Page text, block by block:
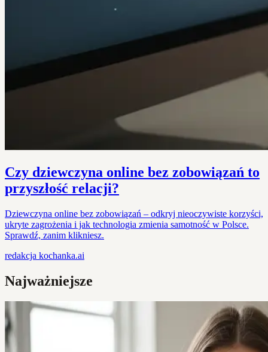
Czy dziewczyna online bez zobowiązań to
przyszłość relacji?
Dziewczyna online bez zobowiązań – odkryj nieoczywiste korzyści,
ukryte zagrożenia i jak technologia zmienia samotność w Polsce.
Sprawdź, zanim klikniesz.
redakcja kochanka.ai
Najważniejsze